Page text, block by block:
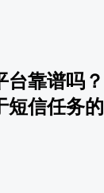
台靠谱吗？
短信任务的